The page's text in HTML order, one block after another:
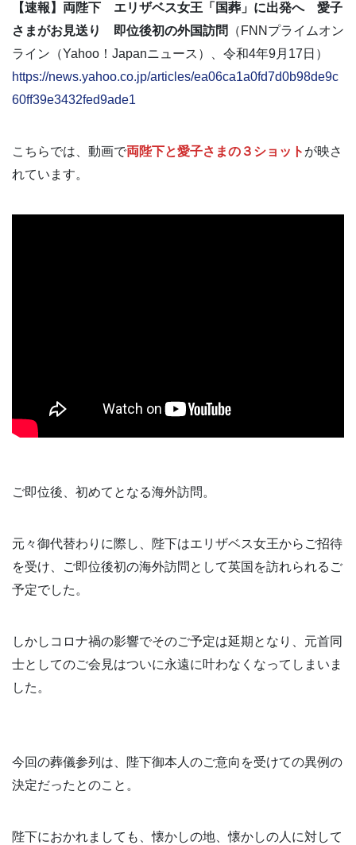
【速報】両陛下 エリザベス女王「国葬」に出発へ 愛子
さまがお見送り 即位後初の外国訪問
（FNNプライムオン
ライン（Yahoo！Japanニュース）、令和4年9月17日）
https://news.yahoo.co.jp/articles/ea06ca1a0fd7d0b98de9c
60ff39e3432fed9ade1
こちらでは、動画で両陛下と愛子さまの３ショット が映さ
れています。
ご即位後、初めてとなる海外訪問。
元々御代替わりに際し、陛下はエリザベス女王からご招待
を受け、ご即位後初の海外訪問として英国を訪れられるご
予定でした。
しかしコロナ禍の影響でそのご予定は延期となり、元首同
士としてのご会見はついに永遠に叶わなくなってしまいま
した。
今回の葬儀参列は、陛下御本人のご意向を受けての異例の
決定だったとのこと。
陛下におかれましても、懐かしの地、懐かしの人に対して